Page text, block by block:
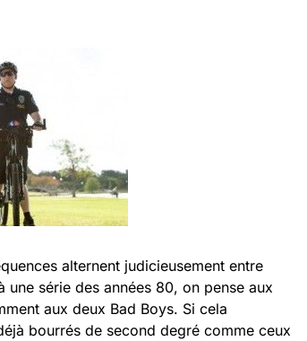
alternent judicieusement entre
une série des années 80, on pense aux
aux deux Bad Boys. Si cela
bourrés de second degré comme ceux